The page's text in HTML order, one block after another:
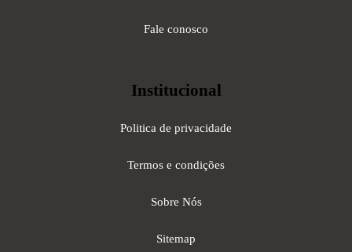
Fale conosco
Institucional
Politica de privacidade
Termos e condições
Sobre Nós
Sitemap